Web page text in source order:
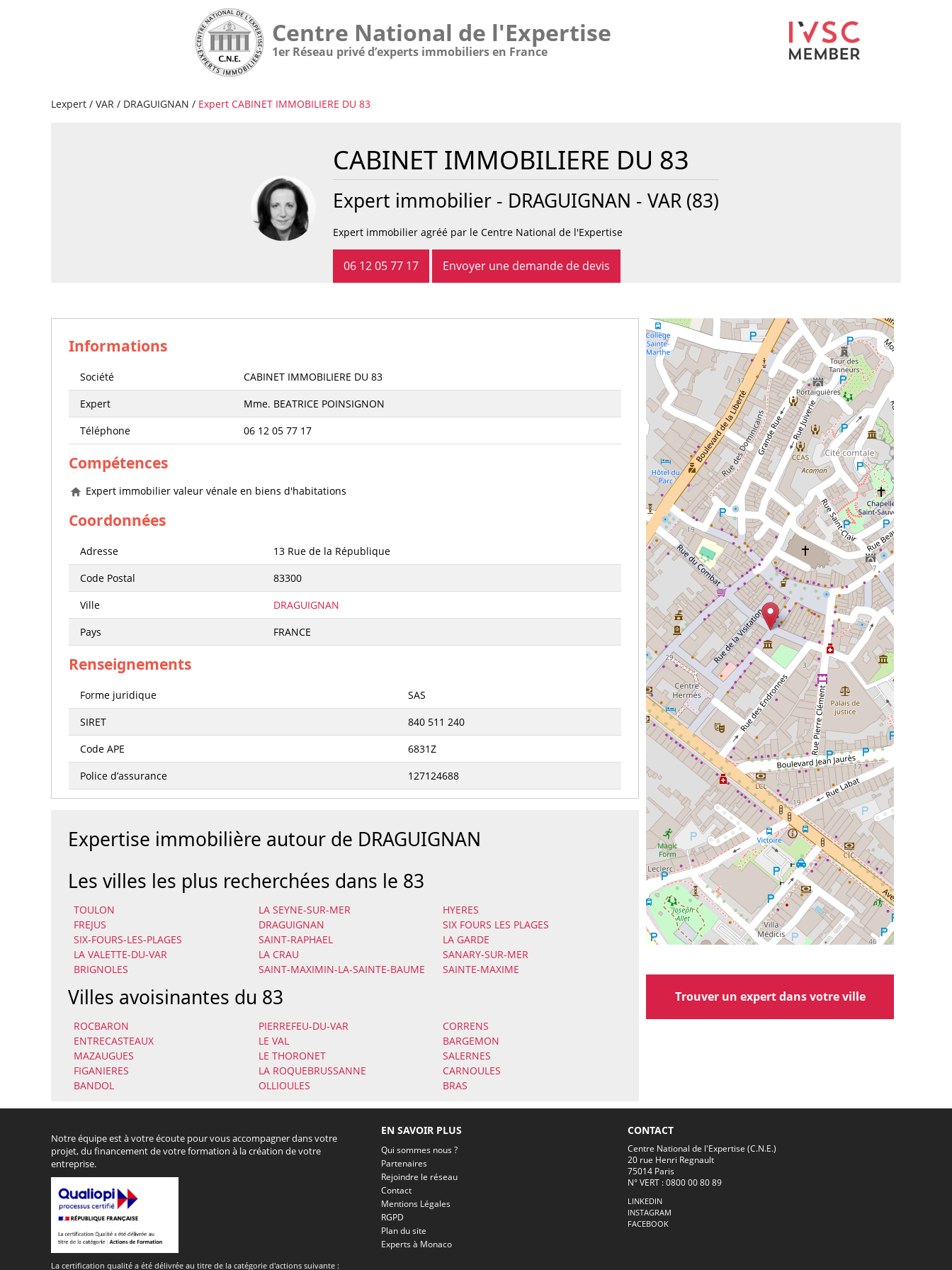
Centre National de l'Expertise
1er Réseau privé d’experts immobiliers en France
Lexpert / VAR / DRAGUIGNAN / Expert CABINET IMMOBILIERE DU 83
CABINET IMMOBILIERE DU 83
Expert immobilier - DRAGUIGNAN - VAR (83)
Expert immobilier agréé par le Centre National de l'Expertise
06 12 05 77 17 Envoyer une demande de devis
Informations
Société
CABINET IMMOBILIERE DU 83
Expert
Mme. BEATRICE POINSIGNON
Téléphone
06 12 05 77 17
Compétences
Expert immobilier valeur vénale en biens d'habitations
Coordonnées
Adresse
13 Rue de la République
Code Postal
83300
Ville
DRAGUIGNAN
Pays
FRANCE
Renseignements
Forme juridique
SAS
SIRET
840 511 240
Code APE
6831Z
Police d’assurance
127124688
Expertise immobilière autour de DRAGUIGNAN
Les villes les plus recherchées dans le 83
TOULON LA SEYNE-SUR-MER
HYERES
FREJUS
DRAGUIGNAN
SIX FOURS LES PLAGES
SIX-FOURS-LES-PLAGES
SAINT-RAPHAEL
LA GARDE
LA VALETTE-DU-VAR
LA CRAU
SANARY-SUR-MER
BRIGNOLES
SAINT-MAXIMIN-LA-SAINTE-BAUME SAINTE-MAXIME
Villes avoisinantes du 83
ROCBARON PIERREFEU-DU-VAR
CORRENS
ENTRECASTEAUX
LE VAL
BARGEMON
MAZAUGUES
LE THORONET
SALERNES
FIGANIERES
LA ROQUEBRUSSANNE
CARNOULES
BANDOL
OLLIOULES BRAS
Trouver un expert dans votre ville
Notre équipe est à votre écoute pour vous accompagner dans votre
projet, du financement de votre formation à la création de votre
entreprise.
La certification qualité a été délivrée au titre de la catégorie d'actions suivante :
EN SAVOIR PLUS
Qui sommes nous ?
Partenaires
Rejoindre le réseau
Contact
Mentions Légales
RGPD
Plan du site
Experts à Monaco
CONTACT
Centre National de l'Expertise (C.N.E.)
20 rue Henri Regnault
75014 Paris
N° VERT : 0800 00 80 89
LINKEDIN
INSTAGRAM
FACEBOOK